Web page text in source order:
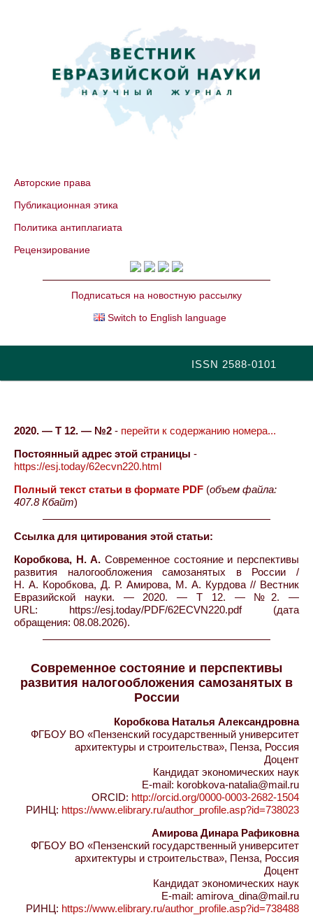
Авторские права
Публикационная этика
Политика антиплагиата
Рецензирование
Подписаться на новостную рассылку
Switch to English language
ISSN 2588-0101
2020. — Т 12. — №2 - перейти к содержанию номера...
Постоянный адрес этой страницы -
https://esj.today/62ecvn220.html
Полный текст статьи в формате PDF (объем файла:
407.8 Кбайт)
Ссылка для цитирования этой статьи:
Коробкова, Н. А. Современное состояние и перспективы
развития налогообложения самозанятых в России /
Н. А. Коробкова, Д. Р. Амирова, М. А. Курдова // Вестник
Евразийской науки. — 2020. — Т 12. — №2. —
URL: https://esj.today/PDF/62ECVN220.pdf (дата
обращения: 08.08.2026).
Современное состояние и перспективы
развития налогообложения самозанятых в
России
Коробкова Наталья Александровна
ФГБОУ ВО «Пензенский государственный университет
архитектуры и строительства», Пенза, Россия
Доцент
Кандидат экономических наук
E-mail: korobkova-natalia@mail.ru
ORCID: http://orcid.org/0000-0003-2682-1504
РИНЦ: https://www.elibrary.ru/author_profile.asp?id=738023
Амирова Динара Рафиковна
ФГБОУ ВО «Пензенский государственный университет
архитектуры и строительства», Пенза, Россия
Доцент
Кандидат экономических наук
E-mail: amirova_dina@mail.ru
РИНЦ: https://www.elibrary.ru/author_profile.asp?id=738488